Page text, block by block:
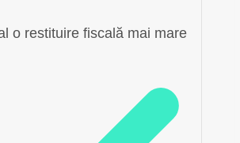
o restituire fiscală mai mare